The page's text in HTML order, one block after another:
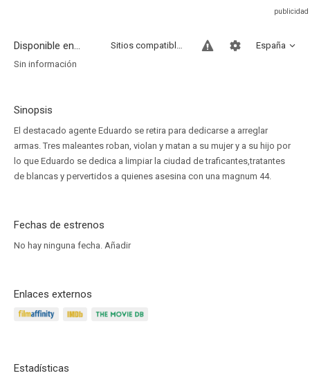
Disponible en... España
Sitios compatibles
Sin información
Sinopsis
El destacado agente Eduardo se retira para dedicarse a arreglar
armas. Tres maleantes roban, violan y matan a su mujer y a su hijo por
lo que Eduardo se dedica a limpiar la ciudad de traficantes,tratantes
de blancas y pervertidos a quienes asesina con una magnum 44.
Fechas de estrenos
No hay ninguna fecha. Añadir
Enlaces externos
Estadísticas